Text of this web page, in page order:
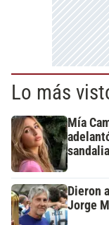
Lo más
Mía
Dieron
Jorge